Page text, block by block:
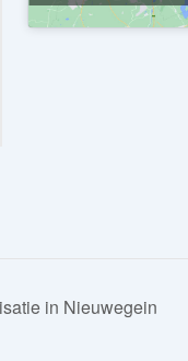
in Nieuwegein